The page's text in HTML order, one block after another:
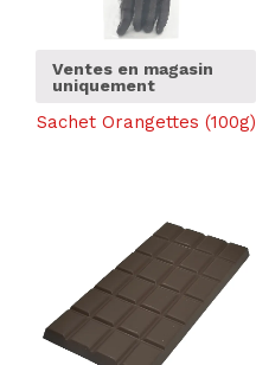
Ventes en magasin
uniquement
Sachet Orangettes (100g)